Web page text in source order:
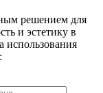
решением для
и эстетику в
использования